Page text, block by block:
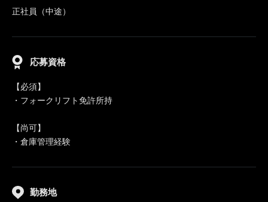
正社員（中途）
応募資格
【必須】
・フォークリフト免許所持
【尚可】
・倉庫管理経験
勤務地